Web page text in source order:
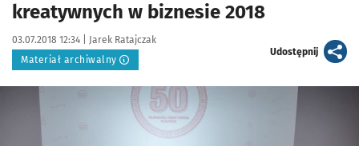
kreatywnych w biznesie 2018
Data publikacji:
03.07.2018 12:34 | Autor:
Jarek Ratajczak
Materiał archiwalny
Udostępnijartykuł